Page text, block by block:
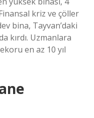
kriz ve çöller
bina, Tayvan’daki
kırdı. Uzmanlara
en az 10 yıl